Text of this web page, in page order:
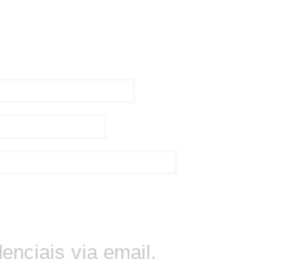
via email.